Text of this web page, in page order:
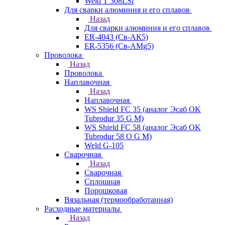
Для сварки алюминия и его сплавов
Назад
Для сварки алюминия и его сплавов
ER-4043 (Св-АК5)
ER-5356 (Св-АМg5)
Проволока
Назад
Проволока
Наплавочная
Назад
Наплавочная
WS Shield FC 35 (аналог Эсаб OK
Tubrodur 35 G M)
WS Shield FC 58 (аналог Эсаб OK
Tubrodur 58 O G M)
Weld G-105
Сварочная
Назад
Сварочная
Сплошная
Порошковая
Вязальная (термообработанная)
Расходные материалы
Назад